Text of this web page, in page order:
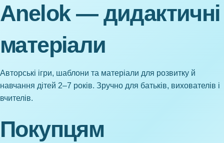
Anelok — дидактичні
матеріали
Авторські ігри, шаблони та матеріали для розвитку й
навчання дітей 2–7 років. Зручно для батьків, вихователів і
вчителів.
Покупцям